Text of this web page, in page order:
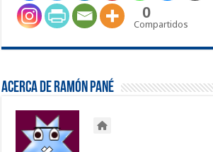
0
Compartidos
Acerca de Ramón Pané